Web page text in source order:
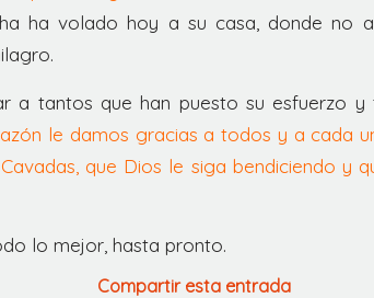
ha volado hoy a su casa, donde no
a tantos que han puesto su esfuerzo
le damos gracias a todos y a cada
que Dios le siga bendiciendo y
lo mejor, hasta pronto.
Compartir esta entrada